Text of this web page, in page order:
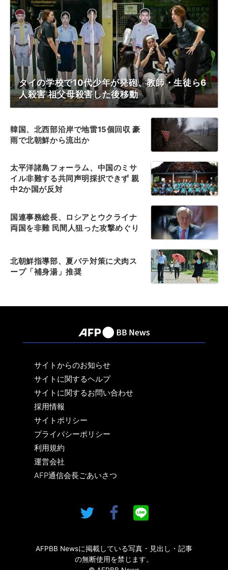
タイの学校で10代少年が発砲、教師・生徒ら6
人殺害 祖父母殺害した後移動
韓国、北西部沿岸で地雷15個回収 豪
雨で北朝鮮から流出か
太平洋諸島フォーラム、中国のミサ
イル非難する共同声明採択できず 親
中2か国が反対
国連事務総長、ロシアとウクライナ
両国を非難 民間人狙った攻撃めぐり
北朝鮮指導部、夏バテ対策に犬肉ス
ープ「補身湯」推奨
サイトからのお知らせ
サイトに関するヘルプ
サイトに関するお問い合わせ
採用情報
サイトポリシー
プライバシーポリシー
利用規約
運営会社
AFP通信会長ごあいさつ
AFPBB Newsに掲載している写真・見出し・記事
の無断使用を禁じます。